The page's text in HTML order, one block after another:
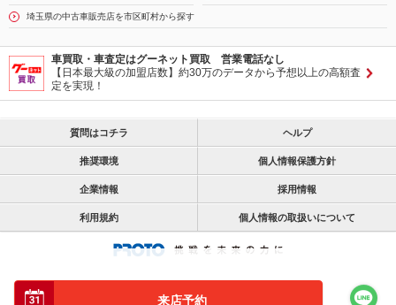
来店予約
埼玉県の中古車販売店を市区町村から探す
車買取・車査定はグーネット買取 営業電話なし
【日本最大級の加盟店数】約30万のデータから予想以上の高額査
定を実現！
質問はコチラ ヘルプ
推奨環境 個人情報保護方針
企業情報 採用情報
利用規約 個人情報の取扱いについて